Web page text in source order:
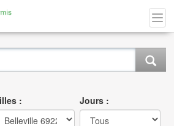
: Jours :